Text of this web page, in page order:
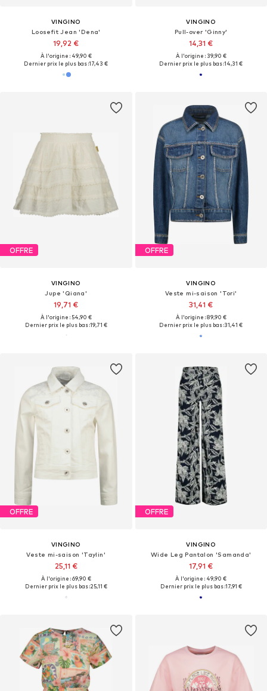
VINGINO
Loosefit Jean 'Dena'
19,92 €
À l'origine : 49,90 €
Dernier prix le plus bas :17,43 €
VINGINO
Pull-over 'Ginny'
14,31 €
À l'origine : 39,90 €
Dernier prix le plus bas :14,31 €
OFFRE
VINGINO
Jupe 'Qiana'
19,71 €
À l'origine : 54,90 €
Dernier prix le plus bas :19,71 €
OFFRE
VINGINO
Veste mi-saison 'Tori'
31,41 €
À l'origine : 89,90 €
Dernier prix le plus bas :31,41 €
OFFRE
VINGINO
Veste mi-saison 'Taylin'
25,11 €
À l'origine : 69,90 €
Dernier prix le plus bas :25,11 €
OFFRE
VINGINO
Wide Leg Pantalon 'Samanda'
17,91 €
À l'origine : 49,90 €
Dernier prix le plus bas :17,91 €